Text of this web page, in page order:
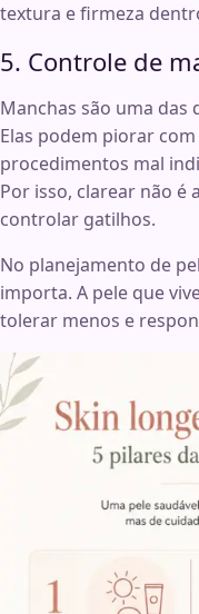
textura e firmeza
5. Controle de
Manchas são uma das
Elas podem piorar
procedimentos mal
Por isso, clarear não é
controlar gatilhos.
No planejamento de
importa. A pele que
tolerar menos e